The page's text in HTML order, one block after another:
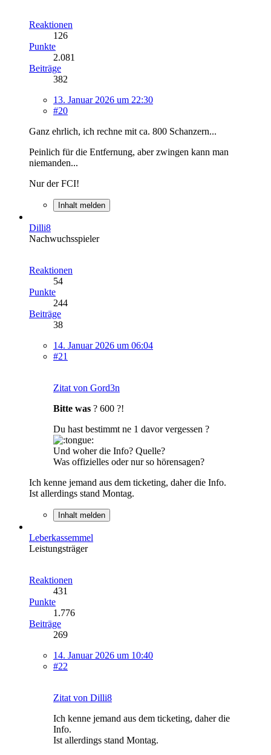
Reaktionen
126
Punkte
2.081
Beiträge
382
13. Januar 2026 um 22:30
#20
Ganz ehrlich, ich rechne mit ca. 800 Schanzern...
Peinlich für die Entfernung, aber zwingen kann man
niemanden...
Nur der FCI!
Inhalt melden
Dilli8
Nachwuchsspieler
Reaktionen
54
Punkte
244
Beiträge
38
14. Januar 2026 um 06:04
#21
Zitat von Gord3n
Bitte was ? 600 ?!
Du hast bestimmt ne 1 davor vergessen ?
Und woher die Info? Quelle?
Was offizielles oder nur so hörensagen?
Ich kenne jemand aus dem ticketing, daher die Info.
Ist allerdings stand Montag.
Inhalt melden
Leberkassemmel
Leistungsträger
Reaktionen
431
Punkte
1.776
Beiträge
269
14. Januar 2026 um 10:40
#22
Zitat von Dilli8
Ich kenne jemand aus dem ticketing, daher die
Info.
Ist allerdings stand Montag.